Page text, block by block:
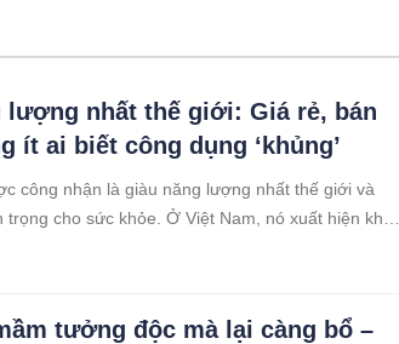
lượng nhất thế giới: Giá rẻ, bán
ít ai biết công dụng ‘khủng’
công nhận là giàu năng lượng nhất thế giới và
cho sức khỏe. Ở Việt Nam, nó xuất hiện khắp
tưởng độc mà lại càng bổ –